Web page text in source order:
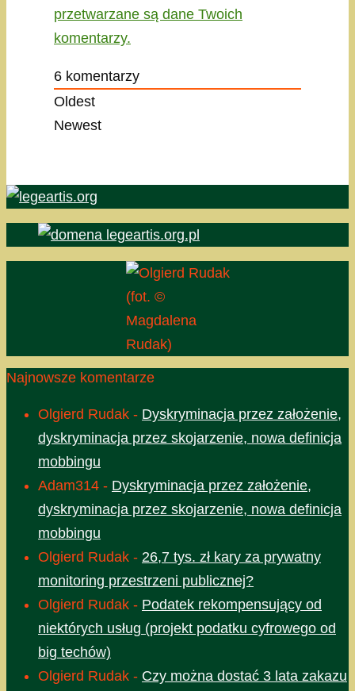
przetwarzane są dane Twoich
komentarzy.
6 komentarzy
Oldest
Newest
(fot. ©
Magdalena
Rudak)
Najnowsze komentarze
Olgierd Rudak - Dyskryminacja przez założenie,
dyskryminacja przez skojarzenie, nowa definicja
mobbingu
Adam314 - Dyskryminacja przez założenie,
dyskryminacja przez skojarzenie, nowa definicja
mobbingu
Olgierd Rudak - 26,7 tys. zł kary za prywatny
monitoring przestrzeni publicznej?
Olgierd Rudak - Podatek rekompensujący od
niektórych usług (projekt podatku cyfrowego od
big techów)
Olgierd Rudak - Czy można dostać 3 lata zakazu